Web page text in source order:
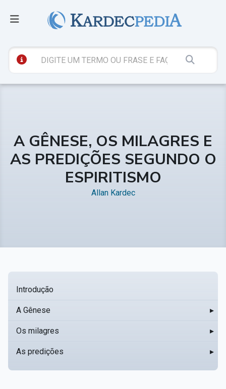
A GÊNESE, OS MILAGRES E
AS PREDIÇÕES SEGUNDO O
ESPIRITISMO
Allan Kardec
Introdução
A Gênese ▸
Os milagres ▸
As predições ▸